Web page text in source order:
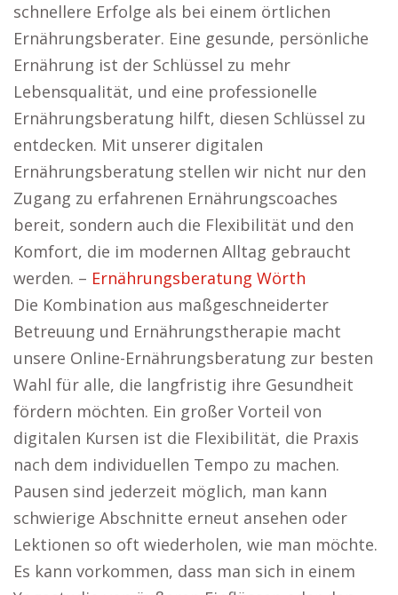
schnellere Erfolge als bei einem örtlichen
Ernährungsberater. Eine gesunde, persönliche
Ernährung ist der Schlüssel zu mehr
Lebensqualität, und eine professionelle
Ernährungsberatung hilft, diesen Schlüssel zu
entdecken. Mit unserer digitalen
Ernährungsberatung stellen wir nicht nur den
Zugang zu erfahrenen Ernährungscoaches
bereit, sondern auch die Flexibilität und den
Komfort, die im modernen Alltag gebraucht
werden. – Ernährungsberatung Wörth
Die Kombination aus maßgeschneiderter
Betreuung und Ernährungstherapie macht
unsere Online-Ernährungsberatung zur besten
Wahl für alle, die langfristig ihre Gesundheit
fördern möchten. Ein großer Vorteil von
digitalen Kursen ist die Flexibilität, die Praxis
nach dem individuellen Tempo zu machen.
Pausen sind jederzeit möglich, man kann
schwierige Abschnitte erneut ansehen oder
Lektionen so oft wiederholen, wie man möchte.
Es kann vorkommen, dass man sich in einem